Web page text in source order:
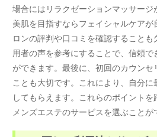
場合にはリラクゼーションマッサージ
美肌を目指すならフェイシャルケア
ロンの評判や口コミを確認すること
用者の声を参考にすることで、信頼で
ができます。最後に、初回のカウンセ
ことも大切です。これにより、自分
してもらえます。これらのポイント
メンズエステのサービスを選ぶことが